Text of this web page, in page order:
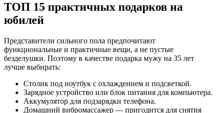
ТОП 15 практичных подарков на
юбилей
Представители сильного пола предпочитают
функциональные и практичные вещи, а не пустые
безделушки. Поэтому в качестве подарка мужу на 35 лет
лучше выбирать:
Столик под ноутбук с охлаждением и подсветкой.
Зарядное устройство или блок питания для компьютера.
Аккумулятор для подзарядки телефона.
Домашний вибромассажер — пригодится для снятия